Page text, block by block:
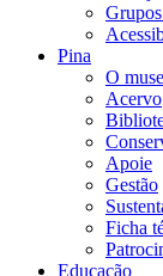
Pina
O
Acervo
Apoie
Gestão
Ficha
Educação